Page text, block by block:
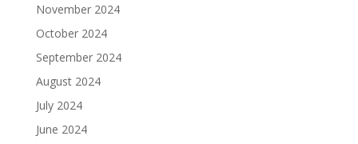
November 2024
October 2024
September 2024
August 2024
July 2024
June 2024